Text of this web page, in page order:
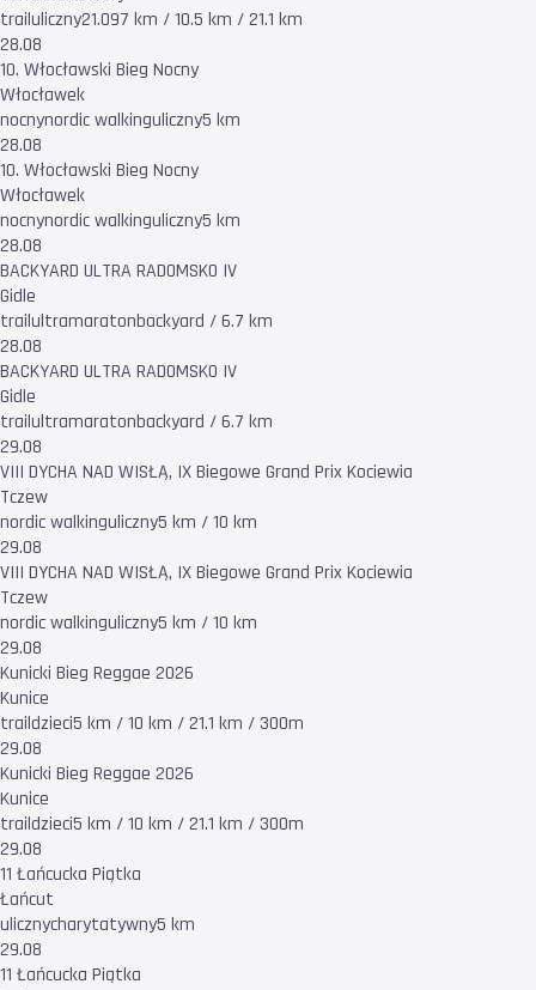
trailuliczny21.097 km / 10.5 km / 21.1 km
28.08
10. Włocławski Bieg Nocny
Włocławek
nocnynordic walkinguliczny5 km
28.08
10. Włocławski Bieg Nocny
Włocławek
nocnynordic walkinguliczny5 km
28.08
BACKYARD ULTRA RADOMSKO IV
Gidle
trailultramaratonbackyard / 6.7 km
28.08
BACKYARD ULTRA RADOMSKO IV
Gidle
trailultramaratonbackyard / 6.7 km
29.08
VIII DYCHA NAD WISŁĄ, IX Biegowe Grand Prix Kociewia
Tczew
nordic walkinguliczny5 km / 10 km
29.08
VIII DYCHA NAD WISŁĄ, IX Biegowe Grand Prix Kociewia
Tczew
nordic walkinguliczny5 km / 10 km
29.08
Kunicki Bieg Reggae 2026
Kunice
traildzieci5 km / 10 km / 21.1 km / 300m
29.08
Kunicki Bieg Reggae 2026
Kunice
traildzieci5 km / 10 km / 21.1 km / 300m
29.08
11 Łańcucka Piątka
Łańcut
ulicznycharytatywny5 km
29.08
11 Łańcucka Piątka